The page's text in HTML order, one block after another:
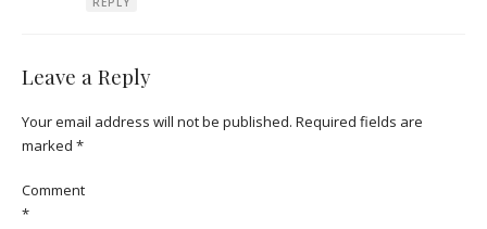
Leave a Reply
Your email address will not be published. Required fields are
marked *
Comment
*